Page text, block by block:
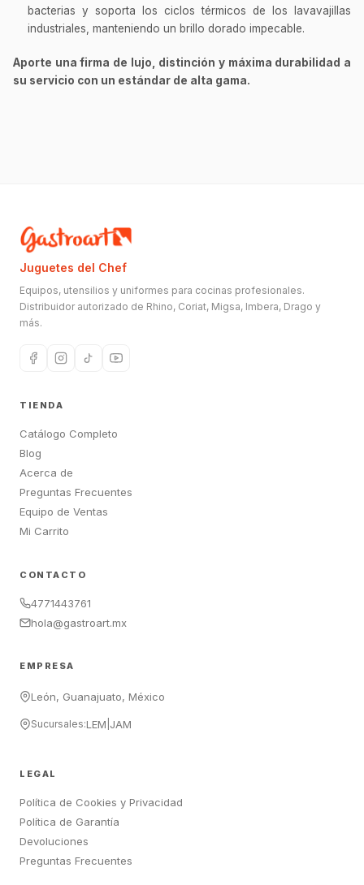
bacterias y soporta los ciclos térmicos de los lavavajillas
industriales, manteniendo un brillo dorado impecable.
Aporte una firma de lujo, distinción y máxima durabilidad a
su servicio con un estándar de alta gama.
Juguetes del Chef
Equipos, utensilios y uniformes para cocinas profesionales.
Distribuidor autorizado de Rhino, Coriat, Migsa, Imbera, Drago y
más.
TIENDA
Catálogo Completo
Blog
Acerca de
Preguntas Frecuentes
Equipo de Ventas
Mi Carrito
CONTACTO
4771443761
hola@gastroart.mx
EMPRESA
León, Guanajuato, México
Sucursales:LEM JAM
LEGAL
Política de Cookies y Privacidad
Política de Garantía
Devoluciones
Preguntas Frecuentes